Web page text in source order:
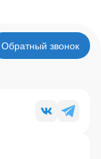
Обратный звонок